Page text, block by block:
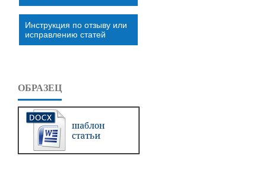
Инструкция по отзыву или
исправлению статей
ОБРАЗЕЦ